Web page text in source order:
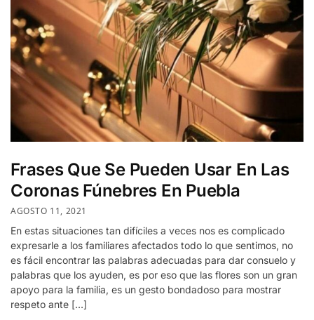
Frases Que Se Pueden Usar En Las
Coronas Fúnebres En Puebla
AGOSTO 11, 2021
En estas situaciones tan difíciles a veces nos es complicado
expresarle a los familiares afectados todo lo que sentimos, no
es fácil encontrar las palabras adecuadas para dar consuelo y
palabras que los ayuden, es por eso que las flores son un gran
apoyo para la familia, es un gesto bondadoso para mostrar
respeto ante […]